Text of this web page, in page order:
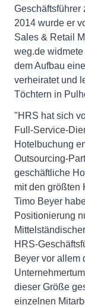
Geschäftsführer
2014 wurde er
Sales & Retail
weg.de
dem Aufbau
verheiratet und
Töchtern in
"HRS hat sich
Full-Service-
Hotelbuchung
Outsourcing-
geschäftliche
mit den größten
Timo Beyer
Positionierung
HRS-
Beyer vor allem
dieser Größe
einzelnen